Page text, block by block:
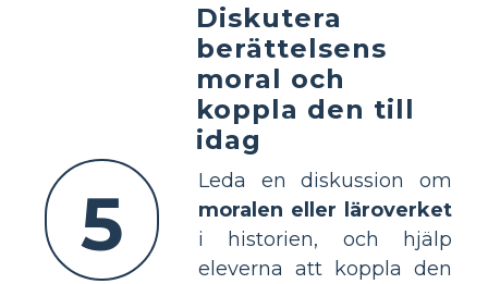
5
Diskutera
berättelsens
moral och
koppla den till
idag
Leda en diskussion om
moralen eller läroverket
i historien, och hjälp
eleverna att koppla den